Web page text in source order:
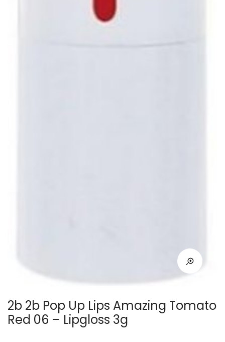
2b 2b Pop Up Lips Amazing Tomato
Red 06 – Lipgloss 3g